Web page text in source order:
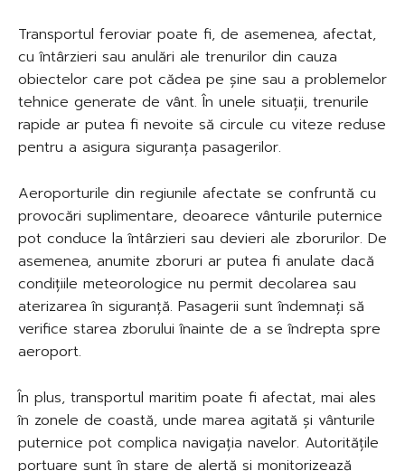
Transportul feroviar poate fi, de asemenea, afectat,
cu întârzieri sau anulări ale trenurilor din cauza
obiectelor care pot cădea pe șine sau a problemelor
tehnice generate de vânt. În unele situații, trenurile
rapide ar putea fi nevoite să circule cu viteze reduse
pentru a asigura siguranța pasagerilor.
Aeroporturile din regiunile afectate se confruntă cu
provocări suplimentare, deoarece vânturile puternice
pot conduce la întârzieri sau devieri ale zborurilor. De
asemenea, anumite zboruri ar putea fi anulate dacă
condițiile meteorologice nu permit decolarea sau
aterizarea în siguranță. Pasagerii sunt îndemnați să
verifice starea zborului înainte de a se îndrepta spre
aeroport.
În plus, transportul maritim poate fi afectat, mai ales
în zonele de coastă, unde marea agitată și vânturile
puternice pot complica navigația navelor. Autoritățile
portuare sunt în stare de alertă și monitorizează